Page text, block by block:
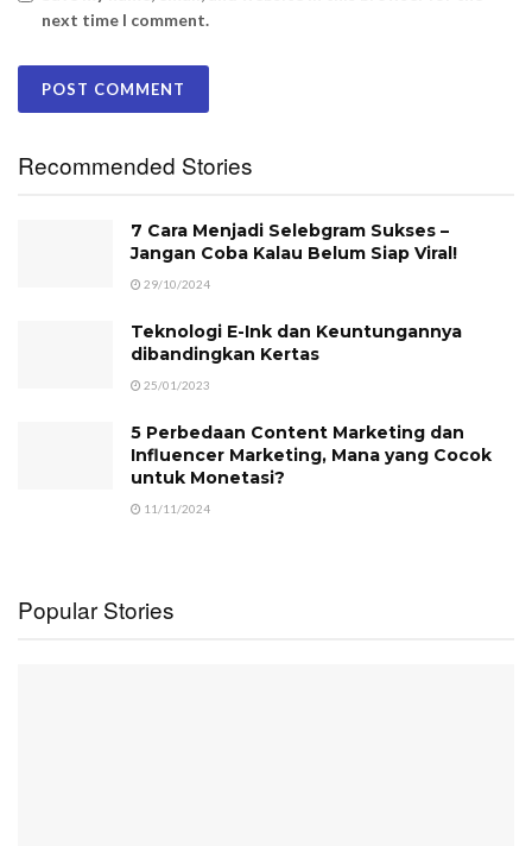
next time I comment.
Recommended Stories
7 Cara Menjadi Selebgram Sukses –
Jangan Coba Kalau Belum Siap Viral!
29/10/2024
Teknologi E-Ink dan Keuntungannya
dibandingkan Kertas
25/01/2023
5 Perbedaan Content Marketing dan
Influencer Marketing, Mana yang Cocok
untuk Monetasi?
11/11/2024
Popular Stories